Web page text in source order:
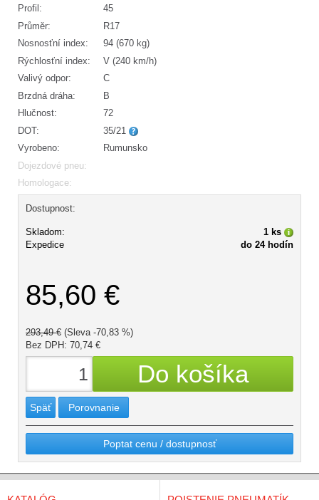
Profil:
45
Průměr:
R17
Nosnosťní index:
94 (670 kg)
Rýchlosťní index:
V (240 km/h)
Valivý odpor:
C
Brzdná dráha:
B
Hlučnost:
72
DOT:
35/21
Vyrobeno:
Rumunsko
Dojezdové pneu:
Homologace:
Dostupnost:
Skladom:
1 ks
Expedice
do 24 hodín
85,60 €
293,49 € (Sleva -70,83 %)
Bez DPH: 70,74 €
Späť Porovnanie
Poptat cenu / dostupnosť